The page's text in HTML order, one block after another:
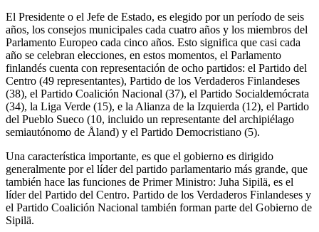
El Presidente o el Jefe de Estado, es elegido por un período de seis
años, los consejos municipales cada cuatro años y los miembros del
Parlamento Europeo cada cinco años. Esto significa que casi cada
año se celebran elecciones, en estos momentos, el Parlamento
finlandés cuenta con representación de ocho partidos: el Partido del
Centro (49 representantes), Partido de los Verdaderos Finlandeses
(38), el Partido Coalición Nacional (37), el Partido Socialdemócrata
(34), la Liga Verde (15), e la Alianza de la Izquierda (12), el Partido
del Pueblo Sueco (10, incluido un representante del archipiélago
semiautónomo de Åland) y el Partido Democristiano (5).
Una característica importante, es que el gobierno es dirigido
generalmente por el líder del partido parlamentario más grande, que
también hace las funciones de Primer Ministro: Juha Sipilä, es el
líder del Partido del Centro. Partido de los Verdaderos Finlandeses y
el Partido Coalición Nacional también forman parte del Gobierno de
Sipilä.